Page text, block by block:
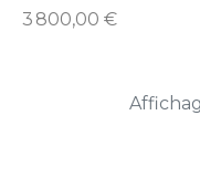
3 800,00 €